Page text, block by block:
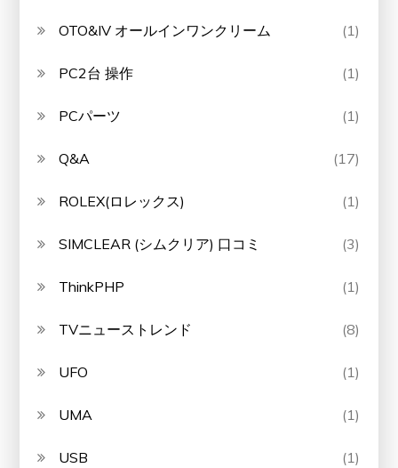
OTO&IV オールインワンクリーム (1)
PC2台 操作 (1)
PCパーツ (1)
Q&A (17)
ROLEX(ロレックス) (1)
SIMCLEAR (シムクリア) 口コミ (3)
ThinkPHP (1)
TVニューストレンド (8)
UFO (1)
UMA (1)
USB (1)